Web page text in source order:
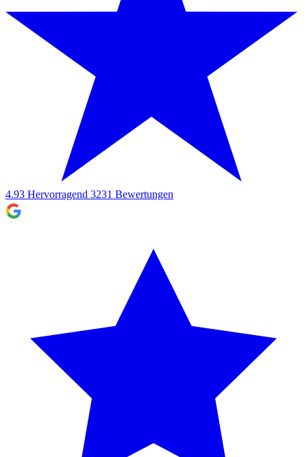
4.93 Hervorragend 3231 Bewertungen